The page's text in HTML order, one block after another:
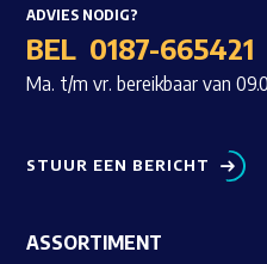
ADVIES NODIG?
BEL 0187-665421
Ma. t/m vr. bereikbaar van
STUUR EEN BERICHT
ASSORTIMENT